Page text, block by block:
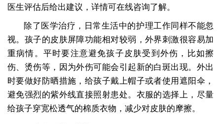
医生评估后给出建议，详情可在线咨询了解。
除了医学治疗，日常生活中的护理工作同样不能忽
视。孩子的皮肤屏障功能相对较弱，外界刺激很容易加
重病情。平时要注意避免孩子皮肤受到外伤，比如擦
伤、烫伤等，因为外伤可能会引起新的白斑出现。外出
时要做好防晒措施，给孩子戴上帽子或者使用遮阳伞，
避免强烈的紫外线直接照射患处。衣服的选择上，尽量
给孩子穿宽松透气的棉质衣物，减少对皮肤的摩擦。